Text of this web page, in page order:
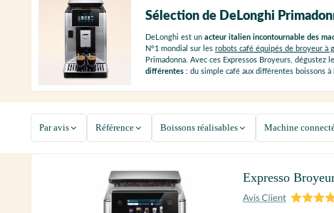
Sélection de DeLonghi
DeLonghi est un acteur italien incontournable des
N°1 mondial sur les robots café équipés de broyeur à
Primadonna. Avec ces Expressos Broyeurs, dégustez
différentes : du simple café aux différentes boissons
Par avis Référence Boissons réalisables Machine
Expresso